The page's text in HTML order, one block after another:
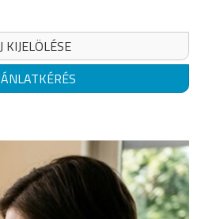
KIJELÖLÉSE